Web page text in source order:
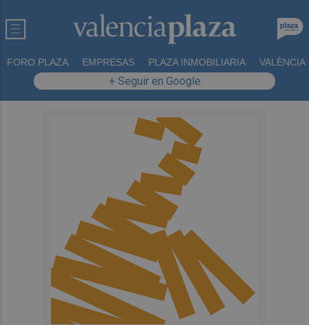
FORO PLAZA EMPRESAS PLAZA INMOBILIARIA VALÈNCIA
+ Seguir en Google